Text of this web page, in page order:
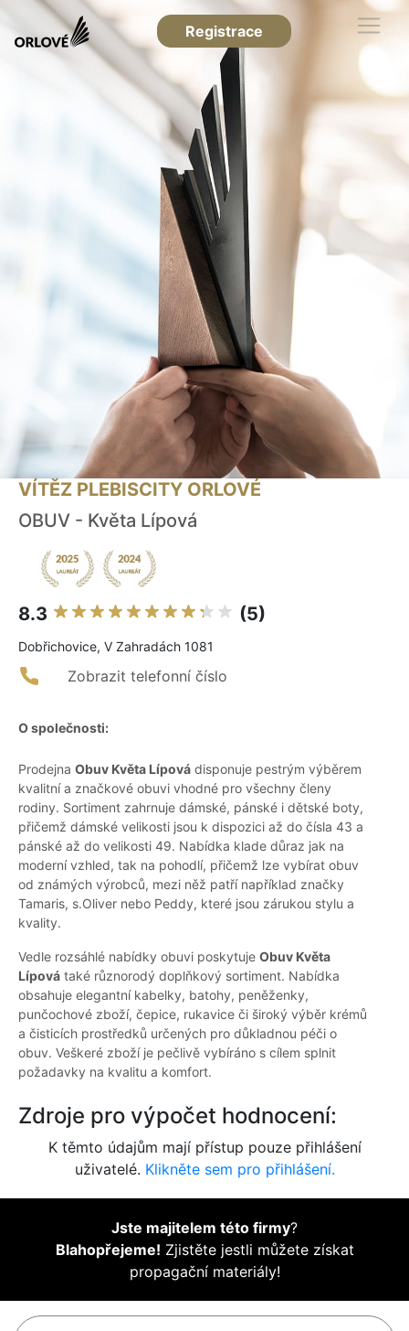
Registrace
VÍTĚZ PLEBISCITY ORLOVÉ
OBUV - Květa Lípová
8.3 (5)
Dobřichovice, V Zahradách 1081
Zobrazit telefonní číslo
O společnosti:
Prodejna Obuv Květa Lípová disponuje pestrým výběrem
kvalitní a značkové obuvi vhodné pro všechny členy
rodiny. Sortiment zahrnuje dámské, pánské i dětské boty,
přičemž dámské velikosti jsou k dispozici až do čísla 43 a
pánské až do velikosti 49. Nabídka klade důraz jak na
moderní vzhled, tak na pohodlí, přičemž lze vybírat obuv
od známých výrobců, mezi něž patří například značky
Tamaris, s.Oliver nebo Peddy, které jsou zárukou stylu a
kvality.
Vedle rozsáhlé nabídky obuvi poskytuje Obuv Květa
Lípová také různorodý doplňkový sortiment. Nabídka
obsahuje elegantní kabelky, batohy, peněženky,
punčochové zboží, čepice, rukavice či široký výběr krémů
a čisticích prostředků určených pro důkladnou péči o
obuv. Veškeré zboží je pečlivě vybíráno s cílem splnit
požadavky na kvalitu a komfort.
Zdroje pro výpočet hodnocení:
K těmto údajům mají přístup pouze přihlášení
uživatelé. Klikněte sem pro přihlášení.
Jste majitelem této firmy?
Blahopřejeme! Zjistěte jestli můžete získat
propagační materiály!